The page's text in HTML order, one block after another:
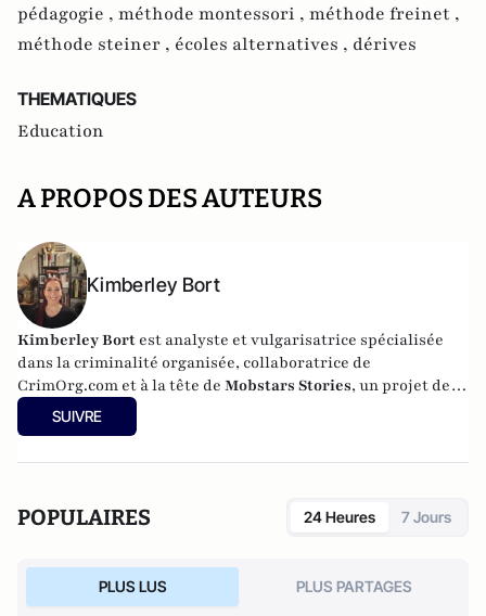
pédagogie , méthode montessori , méthode freinet ,
méthode steiner , écoles alternatives , dérives
THEMATIQUES
Education
A PROPOS DES AUTEURS
Kimberley Bort
Kimberley Bort est analyste et vulgarisatrice spécialisée
dans la criminalité organisée, collaboratrice de
CrimOrg.com et à la tête de Mobstars Stories, un projet de
contenus sur les réseaux sociaux qui explore les
dynamiques du crime organisé et ses représentations.
SUIVRE
POPULAIRES 24 Heures 7 Jours
PLUS LUS PLUS PARTAGES